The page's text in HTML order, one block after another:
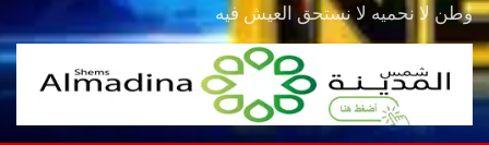
وطن لا نحميه لا نستحق العيش فيه